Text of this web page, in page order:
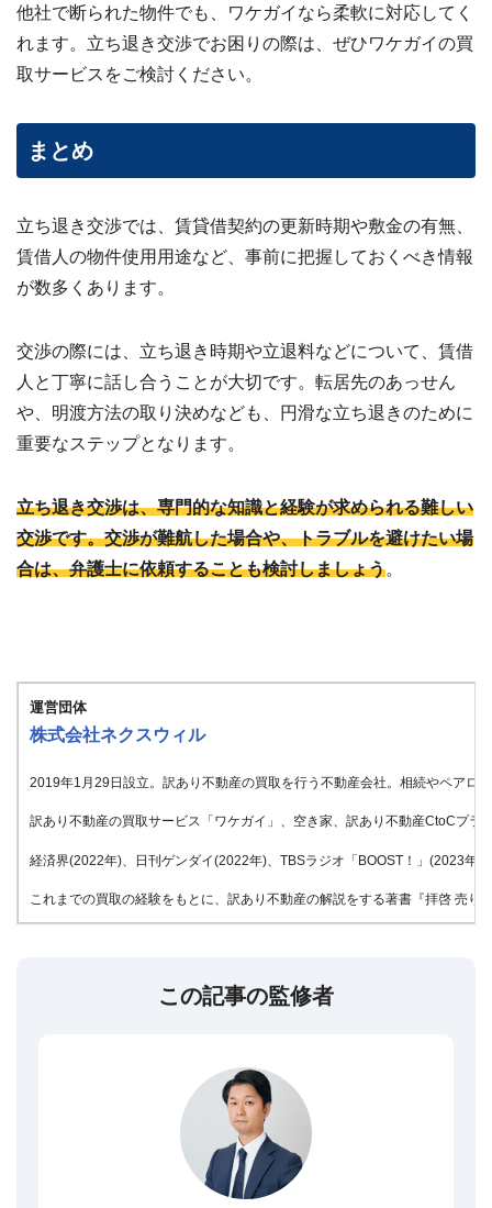
他社で断られた物件でも、ワケガイなら柔軟に対応してく
れます。立ち退き交渉でお困りの際は、ぜひワケガイの買
取サービスをご検討ください。
まとめ
立ち退き交渉では、賃貸借契約の更新時期や敷金の有無、
賃借人の物件使用用途など、事前に把握しておくべき情報
が数多くあります。
交渉の際には、立ち退き時期や立退料などについて、賃借
人と丁寧に話し合うことが大切です。転居先のあっせん
や、明渡方法の取り決めなども、円滑な立ち退きのために
重要なステップとなります。
立ち退き交渉は、専門的な知識と経験が求められる難しい
交渉です。交渉が難航した場合や、トラブルを避けたい場
合は、弁護士に依頼することも検討しましょう。
運営団体
株式会社ネクスウィル
2019年1月29日設立。訳あり不動産の買取を行う不動産会社。相続やペアロ
訳あり不動産の買取サービス「ワケガイ」、空き家、訳あり不動産CtoCプラ
経済界(2022年)、日刊ゲンダイ(2022年)、TBSラジオ「BOOST！」(2023年
これまでの買取の経験をもとに、訳あり不動産の解説をする著書『拝啓 売
この記事の監修者